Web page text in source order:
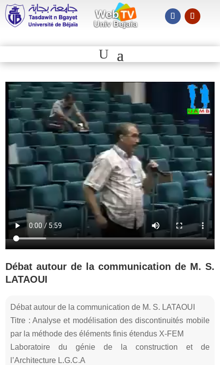
Débat autour de la communication de M. S.
LATAOUI
Débat autour de la communication de M. S. LATAOUI
Titre : Analyse et modélisation des discontinuités mobile
par la méthode des éléments finis étendus X-FEM
Laboratoire du génie de la construction et de
l’Architecture L.G.C.A